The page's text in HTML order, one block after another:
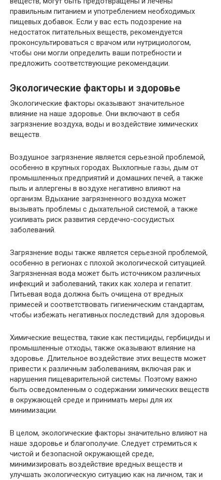
правильным питанием и употреблением необходимых
пищевых добавок. Если у вас есть подозрение на
недостаток питательных веществ, рекомендуется
проконсультироваться с врачом или нутрициологом,
чтобы они могли определить ваши потребности и
предложить соответствующие рекомендации.
Экологические факторы и здоровье
Экологические факторы оказывают значительное
влияние на наше здоровье. Они включают в себя
загрязнение воздуха, воды и воздействие химических
веществ.
Воздушное загрязнение является серьезной проблемой,
особенно в крупных городах. Выхлопные газы, дым от
промышленных предприятий и домашних печей, а также
пыль и аллергены в воздухе негативно влияют на
организм. Вдыхание загрязненного воздуха может
вызывать проблемы с дыхательной системой, а также
усиливать риск развития сердечно-сосудистых
заболеваний.
Загрязнение воды также является серьезной проблемой,
особенно в регионах с плохой экологической ситуацией.
Загрязненная вода может быть источником различных
инфекций и заболеваний, таких как холера и гепатит.
Питьевая вода должна быть очищена от вредных
примесей и соответствовать гигиеническим стандартам,
чтобы избежать негативных последствий для здоровья.
Химические вещества, такие как пестициды, гербициды и
промышленные отходы, также оказывают влияние на
здоровье. Длительное воздействие этих веществ может
привести к различным заболеваниям, включая рак и
нарушения пищеварительной системы. Поэтому важно
быть осведомленным о содержании химических веществ
в окружающей среде и принимать меры для их
минимизации.
В целом, экологические факторы значительно влияют на
наше здоровье и благополучие. Следует стремиться к
чистой и безопасной окружающей среде,
минимизировать воздействие вредных веществ и
улучшать экологическую ситуацию как на личном, так и